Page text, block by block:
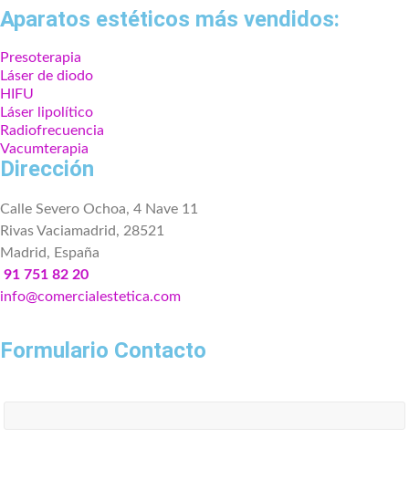
Aparatos estéticos más vendidos:
Presoterapia
Láser de diodo
HIFU
Láser lipolítico
Radiofrecuencia
Vacumterapia
Dirección
Calle Severo Ochoa, 4 Nave 11
Rivas Vaciamadrid, 28521
Madrid, España
91 751 82 20
info@comercialestetica.com
Formulario Contacto